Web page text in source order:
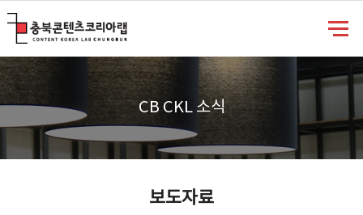
CB CKL 소식
보도자료